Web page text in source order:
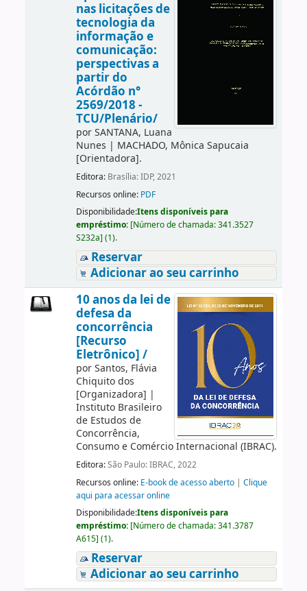
nas licitações de
tecnologia da
informação e
comunicação:
perspectivas a
partir do
Acórdão n°
2569/2018 -
TCU/Plenário/
porSANTANA, Luana
Nunes | MACHADO, Mônica Sapucaia
[Orientadora].
Editora: Brasília: IDP, 2021
Recursos online: PDF
Disponibilidade:Itens disponíveis para
empréstimo: [Número de chamada:341.3527
S232a] (1).
Reservar
Adicionar ao seu carrinho
10 anos da lei de
defesa da
concorrência
[Recurso
Eletrônico] /
porSantos, Flávia
Chiquito dos
[Organizadora] |
Instituto Brasileiro
de Estudos de
Concorrência,
Consumo e Comércio Internacional (IBRAC).
Editora:São Paulo: IBRAC, 2022
Recursos online: E-book de acesso aberto| Clique
aqui para acessar online
Disponibilidade:Itens disponíveis para
empréstimo: [Número de chamada:341.3787
A615] (1).
Reservar
Adicionar ao seu carrinho